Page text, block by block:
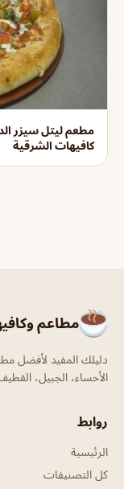
مطعم ليتل سيزر
كافيهات الشرقية
مطاعم
دليلك المفيد لأفضل
الأحساء، الجبيل،
روابط
الرئيسية
كل التصنيفات